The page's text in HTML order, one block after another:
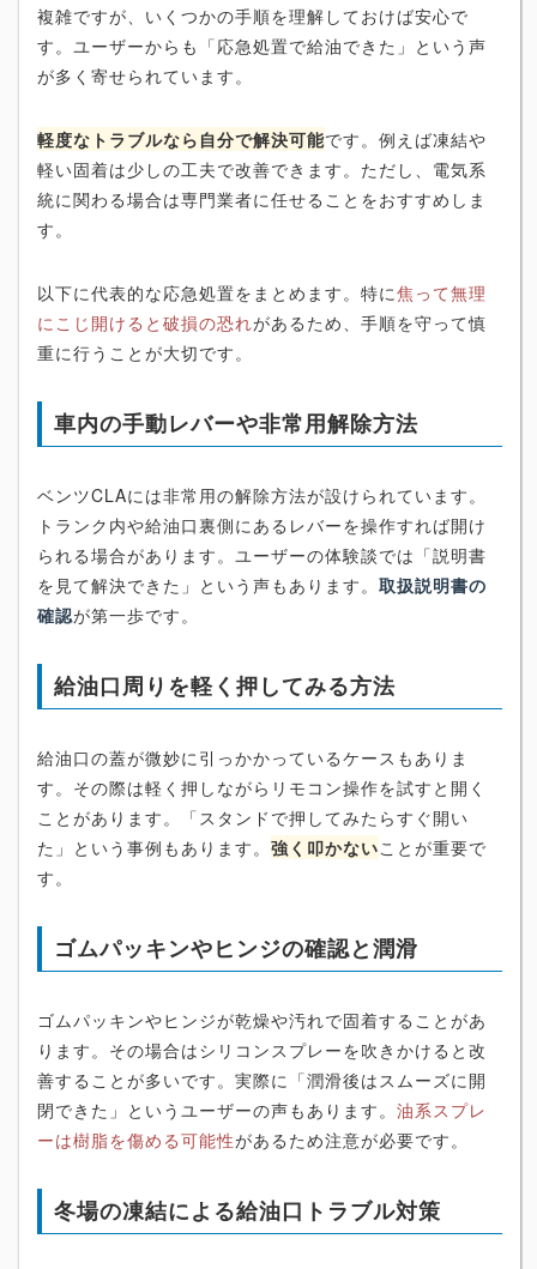
複雑ですが、いくつかの手順を理解しておけば安心で
す。ユーザーからも「応急処置で給油できた」という声
が多く寄せられています。
軽度なトラブルなら自分で解決可能です。例えば凍結や
軽い固着は少しの工夫で改善できます。ただし、電気系
統に関わる場合は専門業者に任せることをおすすめしま
す。
以下に代表的な応急処置をまとめます。特に焦って無理
にこじ開けると破損の恐れがあるため、手順を守って慎
重に行うことが大切です。
車内の手動レバーや非常用解除方法
ベンツCLAには非常用の解除方法が設けられています。
トランク内や給油口裏側にあるレバーを操作すれば開け
られる場合があります。ユーザーの体験談では「説明書
を見て解決できた」という声もあります。 取扱説明書の
確認が第一歩です。
給油口周りを軽く押してみる方法
給油口の蓋が微妙に引っかかっているケースもありま
す。その際は軽く押しながらリモコン操作を試すと開く
ことがあります。「スタンドで押してみたらすぐ開い
た」という事例もあります。 強く叩かないことが重要で
す。
ゴムパッキンやヒンジの確認と潤滑
ゴムパッキンやヒンジが乾燥や汚れで固着することがあ
ります。その場合はシリコンスプレーを吹きかけると改
善することが多いです。実際に「潤滑後はスムーズに開
閉できた」というユーザーの声もあります。 油系スプレ
ーは樹脂を傷める可能性があるため注意が必要です。
冬場の凍結による給油口トラブル対策